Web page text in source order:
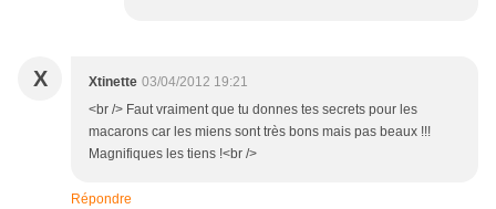
X Xtinette 03/04/2012 19:21
<br /> Faut vraiment que tu donnes tes secrets pour les
macarons car les miens sont très bons mais pas beaux !!!
Magnifiques les tiens !<br />
Répondre